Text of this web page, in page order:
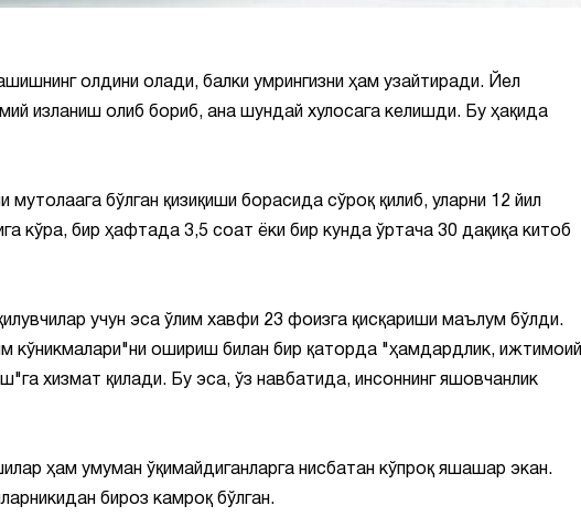
олдини олади, балки умрингизни ҳам узайтиради. Йел
изланиш олиб бориб, ана шундай хулосага келишди. Бу ҳақида
бўлган қизиқиши борасида сўроқ қилиб, уларни 12 йил
кўра, бир ҳафтада 3,5 соат ёки бир кунда ўртача 30 дақиқа китоб
учун эса ўлим хавфи 23 фоизга қисқариши маълум бўлди.
кўникмалари"ни ошириш билан бир қаторда "ҳамдардлик, ижтимоий
хизмат қилади. Бу эса, ўз навбатида, инсоннинг яшовчанлик
ҳам умуман ўқимайдиганларга нисбатан кўпроқ яшашар экан.
бироз камроқ бўлган.